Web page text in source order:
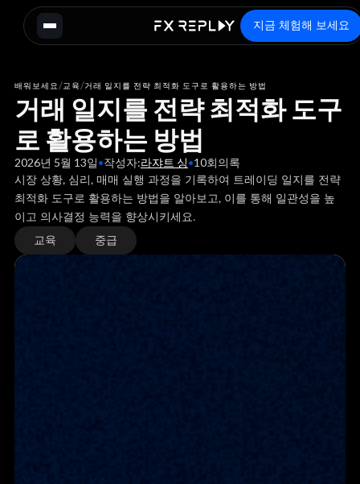
지금 체험해 보세요
배워보세요/교육/거래 일지를 전략 최적화 도구로 활용하는 방법
거래 일지를 전략 최적화 도구
로 활용하는 방법
2026년 5월 13일•작성자:라쟈트 싱•10회의록
시장 상황, 심리, 매매 실행 과정을 기록하여 트레이딩 일지를 전략
최적화 도구로 활용하는 방법을 알아보고, 이를 통해 일관성을 높
이고 의사결정 능력을 향상시키세요.
교육 중급